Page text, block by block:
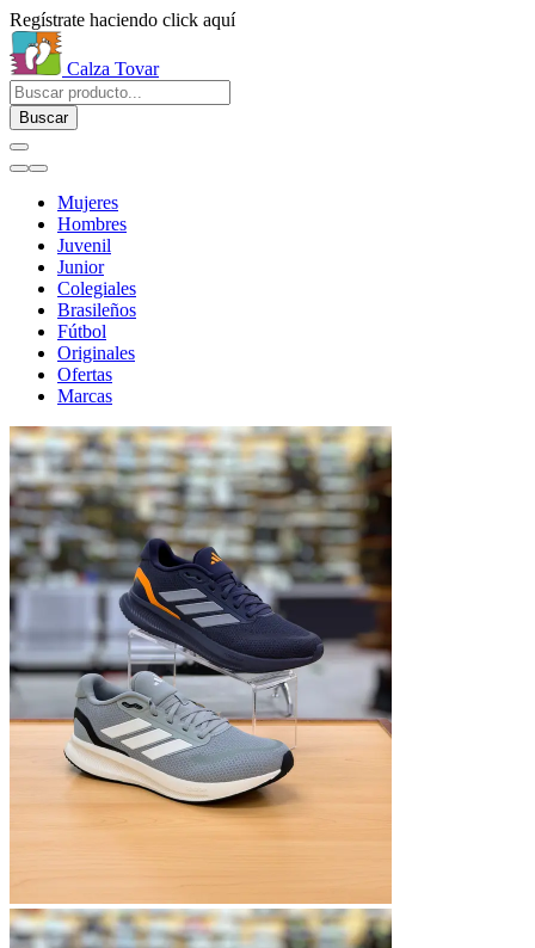
Regístrate haciendo click aquí
Calza Tovar
Buscar
Mujeres
Hombres
Juvenil
Junior
Colegiales
Brasileños
Fútbol
Originales
Ofertas
Marcas